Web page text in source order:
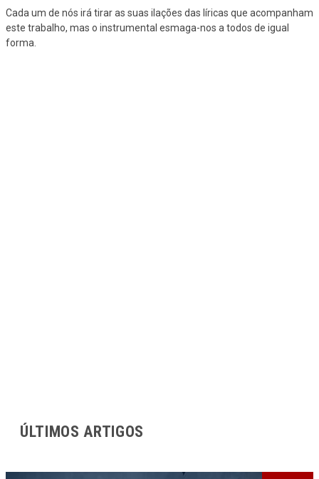
Cada um de nós irá tirar as suas ilações das líricas que acompanham
este trabalho, mas o instrumental esmaga-nos a todos de igual
forma.
ÚLTIMOS ARTIGOS